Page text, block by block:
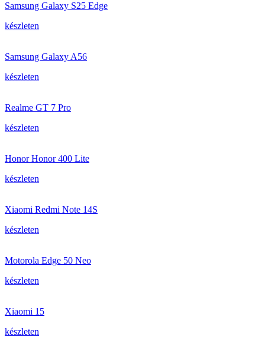
Samsung Galaxy S25 Edge
készleten
Samsung Galaxy A56
készleten
Realme GT 7 Pro
készleten
Honor Honor 400 Lite
készleten
Xiaomi Redmi Note 14S
készleten
Motorola Edge 50 Neo
készleten
Xiaomi 15
készleten